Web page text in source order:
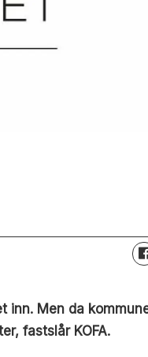
inn. Men da
fastslår KOFA.